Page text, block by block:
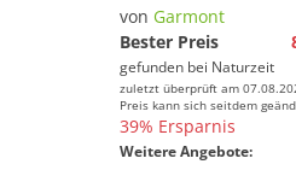
von Garmont
Bester Preis
gefunden bei Naturzeit
zuletzt überprüft am
Preis kann sich seitdem
39% Ersparnis
Weitere Angebote: